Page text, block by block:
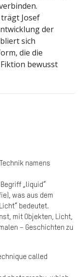
Josef
der
sich
die die
bewusst
namens
„liquid“
was aus dem
bedeutet.
mit Objekten, Licht,
– Geschichten zu
called